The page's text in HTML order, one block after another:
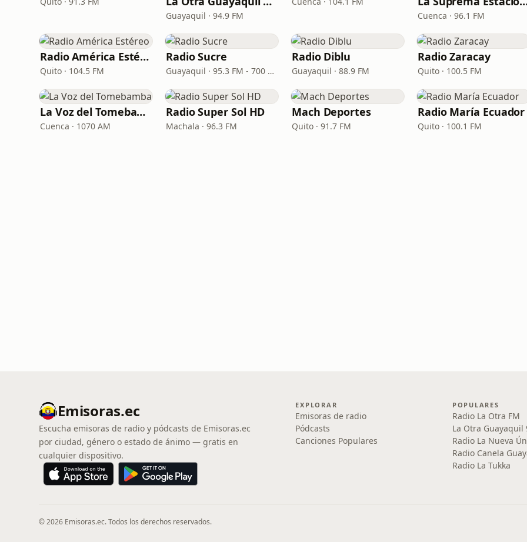
Guayaquil · 94.9 FM Cuenca · 96.1 FM
Radio América Estéreo
Quito · 104.5 FM
Radio Sucre
Guayaquil · 95.3 FM - 700 AM
Radio Diblu
Guayaquil · 88.9 FM
Radio Zaracay
Quito · 100.5 FM
La Voz del Tomebamba
Cuenca · 1070 AM
Radio Super Sol HD
Machala · 96.3 FM
Mach Deportes
Quito · 91.7 FM
Radio María Ecuador
Quito · 100.1 FM
Emisoras.ec
Escucha emisoras de radio y pódcasts de Emisoras.ec
por ciudad, género o estado de ánimo — gratis en
cualquier dispositivo.
EXPLORAR
Emisoras de radio
Pódcasts
Canciones Populares
POPULARES
Radio La Otra FM
La Otra Guayaquil
Radio La Nueva
Radio Canela
Radio La Tukka
© 2026 Emisoras.ec. Todos los derechos reservados.